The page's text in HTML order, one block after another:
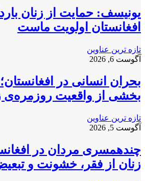
یونیسف: حمایت از زنان
افغانستان اولویت ماست
تازه ترین عناوین
آگوست 6, 2026
بحران انسانی در
بخشی از واقعیت روزمره‌ی
تازه ترین عناوین
آگوست 5, 2026
چندهمسری مردان در
زنان از فقر، خشونت و